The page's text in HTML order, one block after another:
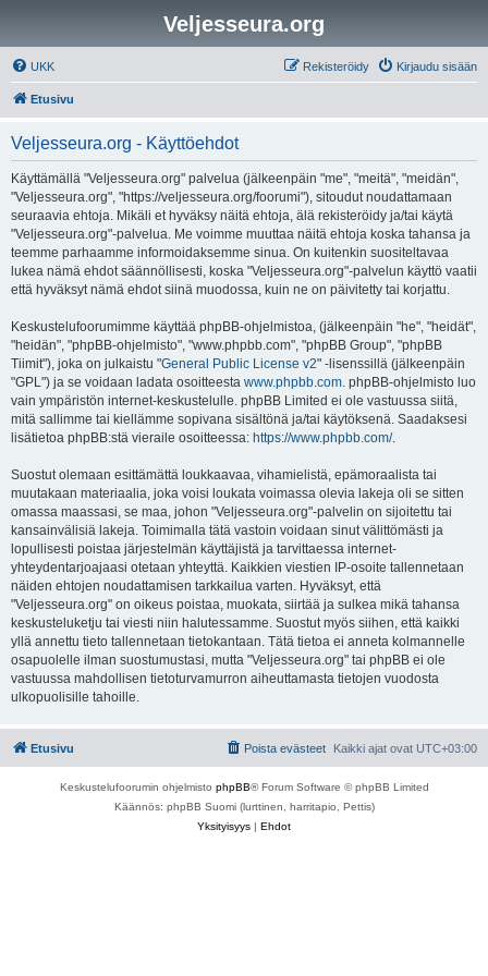
Veljesseura.org
UKK Kirjaudu sisään
Rekisteröidy
Etusivu
Veljesseura.org - Käyttöehdot
Käyttämällä "Veljesseura.org" palvelua (jälkeenpäin "me", "meitä", "meidän",
"Veljesseura.org", "https://veljesseura.org/foorumi"), sitoudut noudattamaan
seuraavia ehtoja. Mikäli et hyväksy näitä ehtoja, älä rekisteröidy ja/tai käytä
"Veljesseura.org"-palvelua. Me voimme muuttaa näitä ehtoja koska tahansa ja
teemme parhaamme informoidaksemme sinua. On kuitenkin suositeltavaa
lukea nämä ehdot säännöllisesti, koska "Veljesseura.org"-palvelun käyttö vaatii
että hyväksyt nämä ehdot siinä muodossa, kuin ne on päivitetty tai korjattu.
Keskustelufoorumimme käyttää phpBB-ohjelmistoa, (jälkeenpäin "he", "heidät",
"heidän", "phpBB-ohjelmisto", "www.phpbb.com", "phpBB Group", "phpBB
Tiimit"), joka on julkaistu "General Public License v2" -lisenssillä (jälkeenpäin
"GPL") ja se voidaan ladata osoitteesta www.phpbb.com. phpBB-ohjelmisto luo
vain ympäristön internet-keskustelulle. phpBB Limited ei ole vastuussa siitä,
mitä sallimme tai kiellämme sopivana sisältönä ja/tai käytöksenä. Saadaksesi
lisätietoa phpBB:stä vieraile osoitteessa: https://www.phpbb.com/.
Suostut olemaan esittämättä loukkaavaa, vihamielistä, epämoraalista tai
muutakaan materiaalia, joka voisi loukata voimassa olevia lakeja oli se sitten
omassa maassasi, se maa, johon "Veljesseura.org"-palvelin on sijoitettu tai
kansainvälisiä lakeja. Toimimalla tätä vastoin voidaan sinut välittömästi ja
lopullisesti poistaa järjestelmän käyttäjistä ja tarvittaessa internet-
yhteydentarjoajaasi otetaan yhteyttä. Kaikkien viestien IP-osoite tallennetaan
näiden ehtojen noudattamisen tarkkailua varten. Hyväksyt, että
"Veljesseura.org" on oikeus poistaa, muokata, siirtää ja sulkea mikä tahansa
keskusteluketju tai viesti niin halutessamme. Suostut myös siihen, että kaikki
yllä annettu tieto tallennetaan tietokantaan. Tätä tietoa ei anneta kolmannelle
osapuolelle ilman suostumustasi, mutta "Veljesseura.org" tai phpBB ei ole
vastuussa mahdollisen tietoturvamurron aiheuttamasta tietojen vuodosta
ulkopuolisille tahoille.
Etusivu Kaikki ajat ovat UTC+03:00
Poista evästeet
Keskustelufoorumin ohjelmisto phpBB® Forum Software © phpBB Limited
Käännös: phpBB Suomi (lurttinen, harritapio, Pettis)
Yksityisyys | Ehdot